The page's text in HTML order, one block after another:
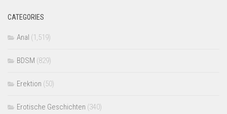
CATEGORIES
Anal (1,519)
BDSM (829)
Erektion (50)
Erotische Geschichten (340)